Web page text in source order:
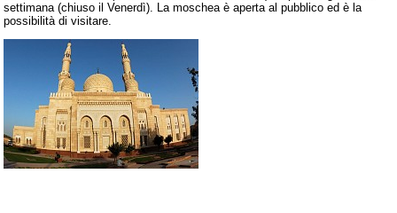
settimana (chiuso il Venerdì). La moschea è aperta al pubblico ed è la
possibilità di visitare.